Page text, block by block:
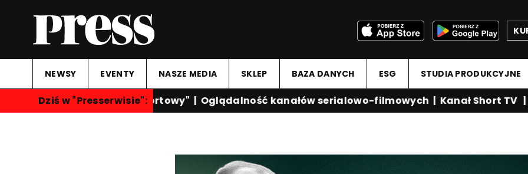
NEWSY EVENTY NASZE MEDIA SKLEP BAZA DANYCH ESG STUDIA PRODUKCYJNE
Dziś w "Presserwisie":
"Przegląd Sportowy"|Oglądalność kanałów serialowo-filmowych|Kanał Short TV |